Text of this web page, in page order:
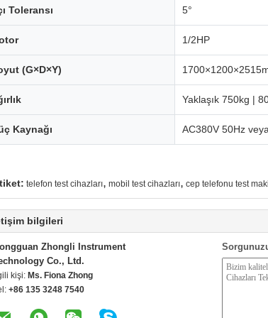
Toleransı 5°
1/2HP
(G×D×Y)
Yaklaşık 750kg |
Kaynağı AC380V 50Hz
telefon test cihazları, mobil test cihazları, cep telefonu test
bilgileri
Zhongli Instrument
Co., Ltd.
kişi: Ms. Fiona Zhong
+86 135 3248 7540